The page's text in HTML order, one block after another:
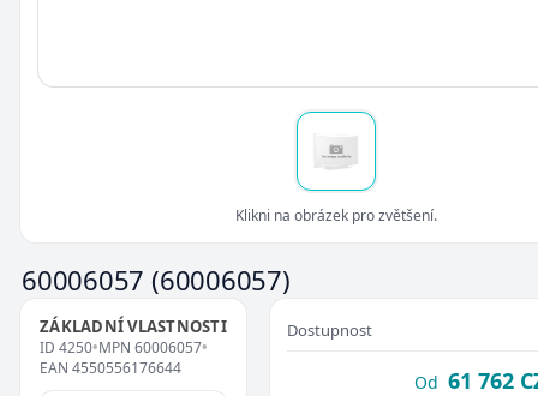
Klikni na obrázek pro zvětšení.
60006057(60006057)
ZÁKLADNÍ VLASTNOSTI
ID 4250•MPN 60006057•
EAN 4550556176644
Dostupnost
Od 61 762